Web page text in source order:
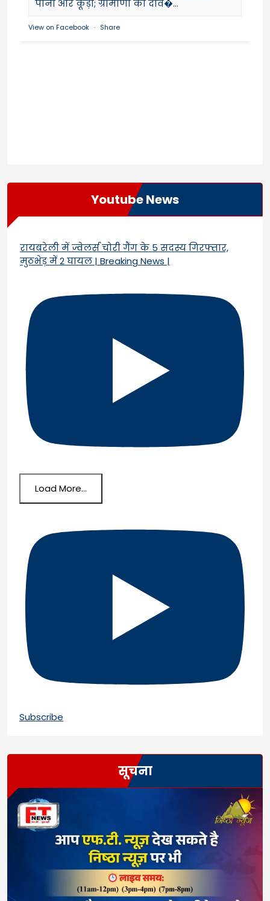
पानी और कूड़ा; ग्रामीणों का दाव�...
View on Facebook · Share
Youtube News
रायबरेली में ज्वेलर्स चोरी गैंग के 5 सदस्य गिरफ्तार,
मुठभेड़ में 2 घायल | Breaking News |
Load More...
Subscribe
सूचना